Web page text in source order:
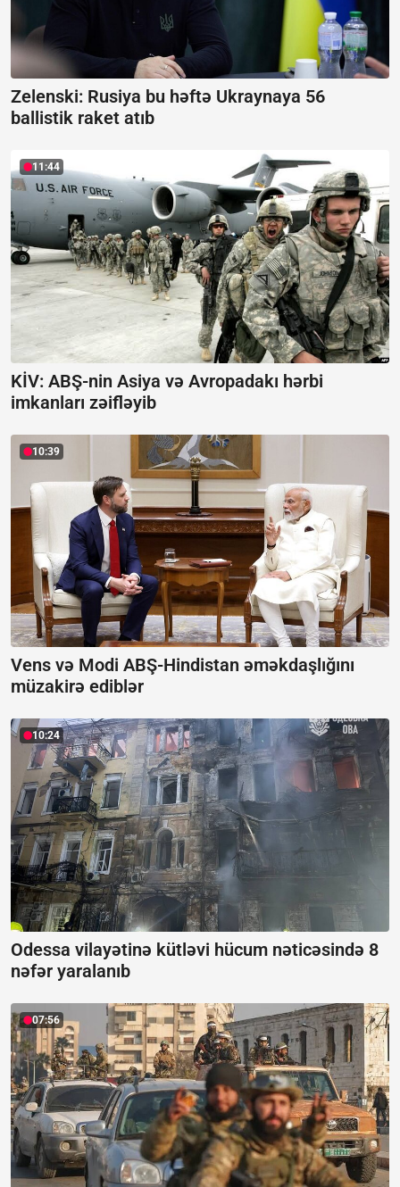
Zelenski: Rusiya bu həftə Ukraynaya 56
ballistik raket atıb
11:44
KİV: ABŞ-nin Asiya və Avropadakı hərbi
imkanları zəifləyib
10:39
Vens və Modi ABŞ-Hindistan əməkdaşlığını
müzakirə ediblər
10:24
Odessa vilayətinə kütləvi hücum nəticəsində 8
nəfər yaralanıb
07:56